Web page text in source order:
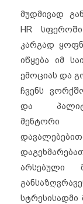
მუდმივად
HR სფეროში
კარგად
იწყება იმ
ემოციას და
ჩვენს
და
მენტორი
არსებული